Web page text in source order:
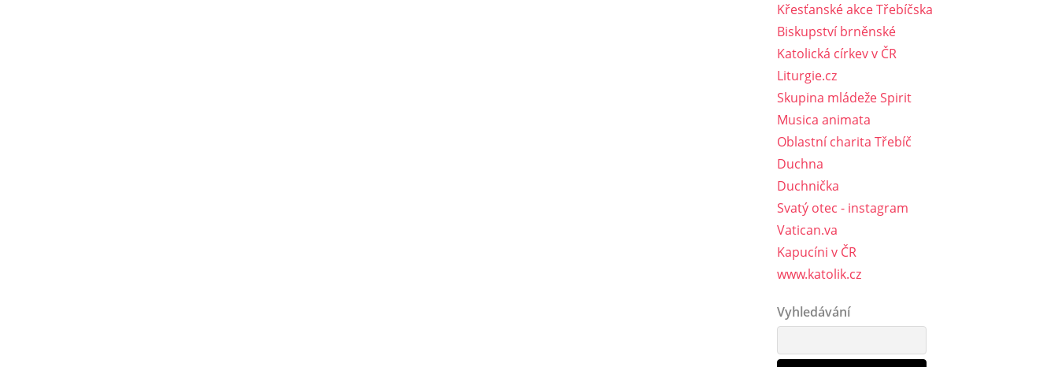
Křesťanské akce Třebíčska
Biskupství brněnské
Katolická církev v ČR
Liturgie.cz
Skupina mládeže Spirit
Musica animata
Oblastní charita Třebíč
Duchna
Duchnička
Svatý otec - instagram
Vatican.va
Kapucíni v ČR
www.katolik.cz
Vyhledávání